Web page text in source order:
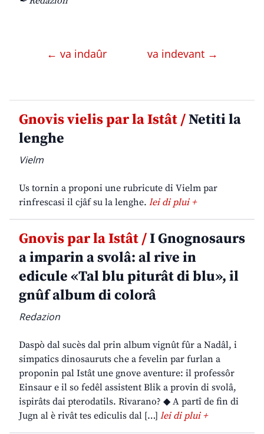
← va indaûr va indevant →
Gnovis vielis par la Istât /Netiti la
lenghe
Vielm
Us tornin a proponi une rubricute di Vielm par
rinfrescasi il cjâf su la lenghe. lei di plui +
Gnovis par la Istât /I Gnognosaurs
a imparin a svolâ: al rive in
edicule «Tal blu piturât di blu», il
gnûf album di colorâ
Redazion
Daspò dal sucès dal prin album vignût fûr a Nadâl, i
simpatics dinosauruts che a fevelin par furlan a
proponin pal Istât une gnove aventure: il professôr
Einsaur e il so fedêl assistent Blik a provin di svolâ,
ispirâts dai pterodatils. Rivarano? ◆ A partî de fin di
Jugn al è rivât tes ediculis dal […] lei di plui +